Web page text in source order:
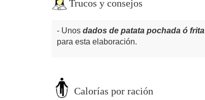
Trucos y consejos
Unos dados de patata pochada ó frita
para esta elaboración.
Calorías por ración